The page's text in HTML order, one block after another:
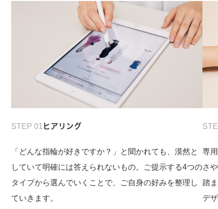
STEP 01 ヒアリング
「どんな指輪が好きですか？」と聞かれても、漠然と
していて明確には答えられないもの。ご提示する4つの
タイプから選んでいくことで、ご自身の好みを整理し
ていきます。
専
さ
踏
デ